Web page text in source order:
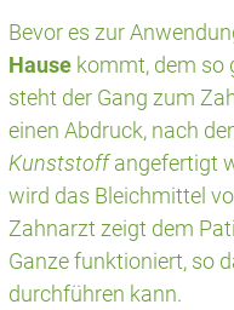
Bevor es zur
Hausekommt, dem so
steht der Gang zum
einen Abdruck, nach
Kunststoffangefertigt
wird das Bleichmittel
Zahnarzt zeigt dem
Ganze funktioniert, so
durchführen kann.